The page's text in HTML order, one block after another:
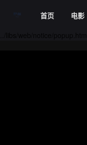
首页 电影